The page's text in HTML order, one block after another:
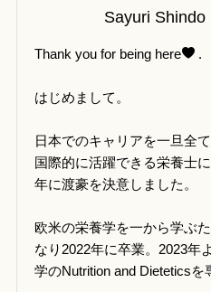
Sayuri Shindo
Thank you for being here .
はじめまして。
日本でのキャリアを一旦全て
国際的に活躍できる栄養士
年に渡豪を決意しました。
欧米の栄養学を一から学ぶ
なり2022年に卒業。2023年
学のNutrition and Dieteticsを